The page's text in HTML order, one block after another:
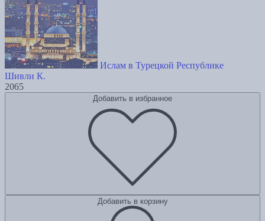
Ислам в Турецкой Республике
Шивли К.
2065
Добавить в избранное
Добавить в корзину